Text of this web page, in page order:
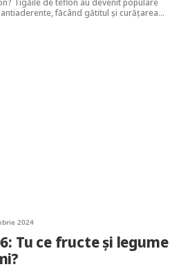
Tigăile de teflon au devenit populare
făcând gătitul și curățarea…
2024
Tu ce fructe și legume